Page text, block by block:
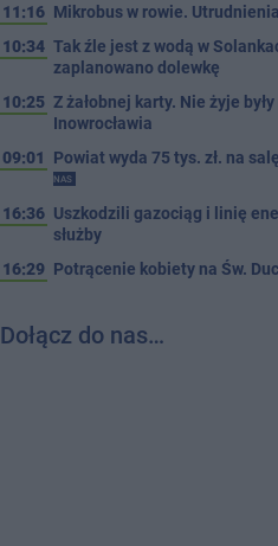
11:16 Mikrobus w rowie.
10:34 Tak źle jest z wodą w
zaplanowano dolewkę
10:25 Z żałobnej karty. Nie żyje
Inowrocławia
09:01
Powiat wyda 75 tys. zł. na
NAS
16:36 Uszkodzili gazociąg i linię
służby
16:29 Potrącenie kobiety na Św.
Dołącz do nas…